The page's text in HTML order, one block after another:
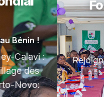
2026
8 Août 2026
possible !
ensemble des